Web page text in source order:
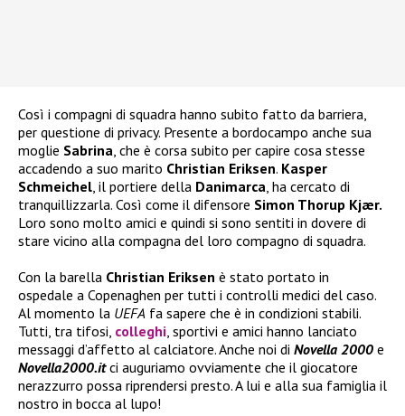
Così i compagni di squadra hanno subito fatto da barriera,
per questione di privacy. Presente a bordocampo anche sua
moglie Sabrina , che è corsa subito per capire cosa stesse
accadendo a suo marito Christian Eriksen. Kasper
Schmeichel , il portiere della Danimarca , ha cercato di
tranquillizzarla. Così come il difensore Simon Thorup Kjær.
Loro sono molto amici e quindi si sono sentiti in dovere di
stare vicino alla compagna del loro compagno di squadra.
Con la barella Christian Eriksen è stato portato in
ospedale a Copenaghen per tutti i controlli medici del caso.
Al momento la UEFA fa sapere che è in condizioni stabili.
Tutti, tra tifosi, colleghi , sportivi e amici hanno lanciato
messaggi d’affetto al calciatore. Anche noi di Novella 2000 e
Novella2000.itci auguriamo ovviamente che il giocatore
nerazzurro possa riprendersi presto. A lui e alla sua famiglia il
nostro in bocca al lupo!